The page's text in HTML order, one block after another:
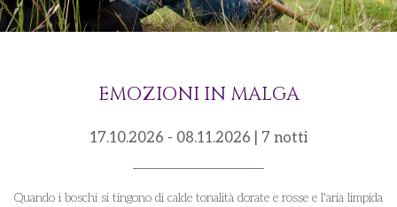
EMOZIONI IN MALGA
17.10.2026 - 08.11.2026 | 7 notti
Quando i boschi si tingono di calde tonalità dorate e rosse e l'aria limpida